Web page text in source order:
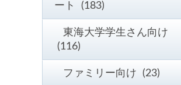
ート (183)
東海大学学生さん向け
(116)
ファミリー向け (23)